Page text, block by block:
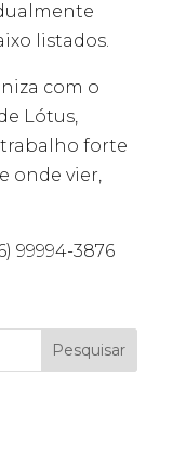
listados.
com o
Lótus,
forte
onde vier,
99994-3876